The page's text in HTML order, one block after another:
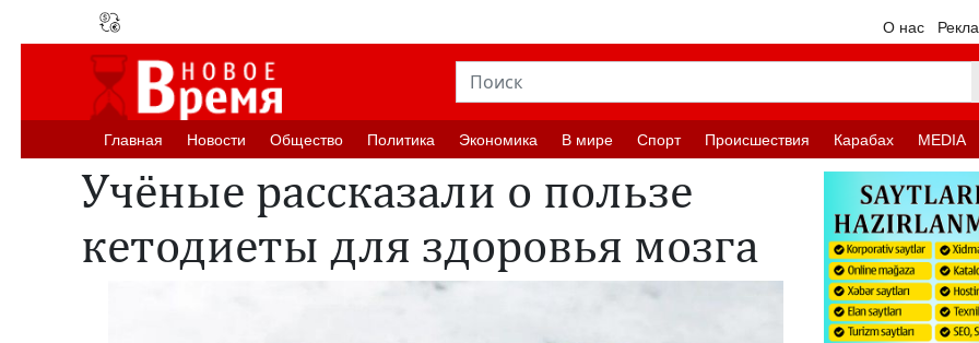
О нас
Главная Новости Oбщество Политика Экономика В мире Спорт Происшествия Карабах MEDIA
Учёные рассказали о пользе
кетодиеты для здоровья мозга